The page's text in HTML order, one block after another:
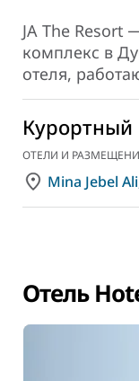
JA The
комплекс в
отеля,
Курортный
ОТЕЛИ И
Mina Jebel
Отель